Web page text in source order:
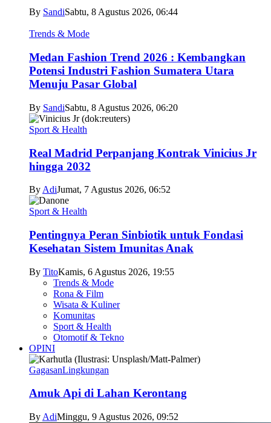
By SandiSabtu, 8 Agustus 2026, 06:44
Trends & Mode
Medan Fashion Trend 2026 : Kembangkan
Potensi Industri Fashion Sumatera Utara
Menuju Pasar Global
By SandiSabtu, 8 Agustus 2026, 06:20
Sport & Health
Real Madrid Perpanjang Kontrak Vinicius Jr
hingga 2032
By AdiJumat, 7 Agustus 2026, 06:52
Sport & Health
Pentingnya Peran Sinbiotik untuk Fondasi
Kesehatan Sistem Imunitas Anak
By TitoKamis, 6 Agustus 2026, 19:55
Trends & Mode
Rona & Film
Wisata & Kuliner
Komunitas
Sport & Health
Otomotif & Tekno
OPINI
GagasanLingkungan
Amuk Api di Lahan Kerontang
By AdiMinggu, 9 Agustus 2026, 09:52